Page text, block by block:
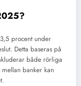
procent under
Detta baseras på
både rörliga
banker kan